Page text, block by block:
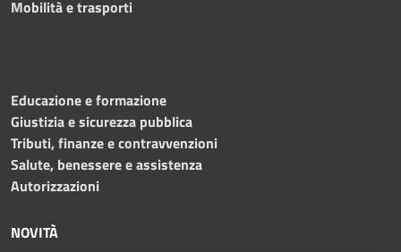
Mobilità e trasporti
Educazione e formazione
Giustizia e sicurezza pubblica
Tributi, finanze e contravvenzioni
Salute, benessere e assistenza
Autorizzazioni
NOVITÀ